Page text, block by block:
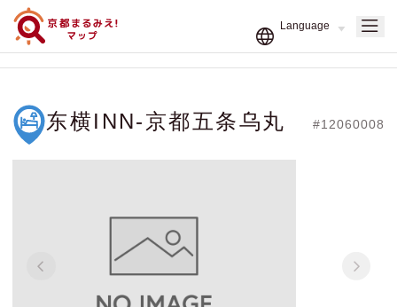
东横INN-京都五条乌丸 #12060008